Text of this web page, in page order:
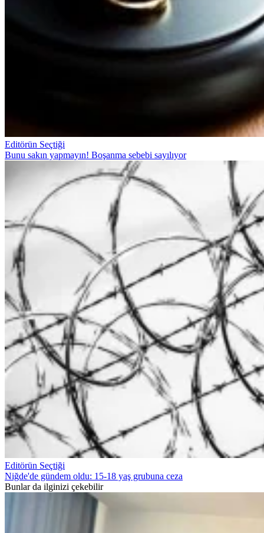
Editörün Seçtiği
Bunu sakın yapmayın! Boşanma sebebi sayılıyor
Editörün Seçtiği
Niğde'de gündem oldu: 15-18 yaş grubuna ceza
Bunlar da ilginizi çekebilir